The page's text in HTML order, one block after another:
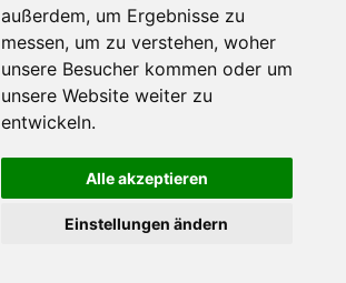
außerdem, um Ergebnisse zu
messen, um zu verstehen, woher
unsere Besucher kommen oder um
unsere Website weiter zu
entwickeln.
Alle akzeptieren
Einstellungen ändern
In den Warenkorb